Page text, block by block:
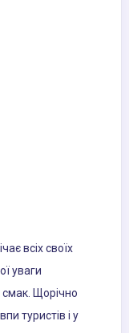
всіх своїх
уваги
Щорічно
туристів і у